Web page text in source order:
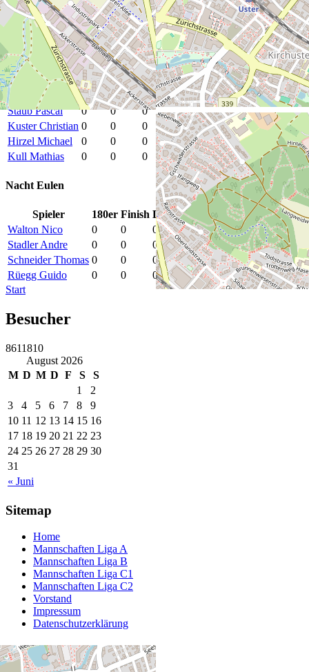
Mannschaft Games Legs
Endstand
Highland Devils 5 13
Unentschieden
Nacht Eulen
5 13 Unentschieden
Highland Devils
Spieler 180er Finish Darts
Staub Pascal
0 0
0
Kuster Christian 0 0
0
Hirzel Michael
0 0
0
Kull Mathias
0 0 0
Nacht Eulen
Spieler 180er Finish Darts
Walton Nico
0 0
0
Stadler Andre
0 0
0
Schneider Thomas 0 0
0
Rüegg Guido
0 0
0
Start
Besucher
8611810
August 2026
M D M D F S S
« Juni
1
2
3
4 5 6 7 8
9
10 11 12 13 14 15 16
17 18 19 20 21 22 23
24 25 26 27 28 29 30
31
Sitemap
Home
Mannschaften Liga A
Mannschaften Liga B
Mannschaften Liga C1
Mannschaften Liga C2
Vorstand
Impressum
Datenschutzerklärung
Dart Liga Region Zürich